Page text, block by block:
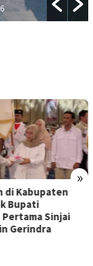
»
di Kabupaten
Bupati
Sinjai
Gerindra